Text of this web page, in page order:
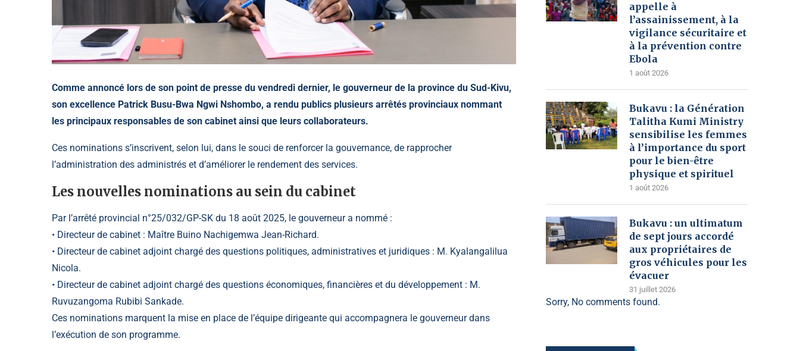
Comme annoncé lors de son point de presse du vendredi dernier, le gouverneur de la province du Sud-Kivu,
son excellence Patrick Busu-Bwa Ngwi Nshombo, a rendu publics plusieurs arrêtés provinciaux nommant
les principaux responsables de son cabinet ainsi que leurs collaborateurs.
Ces nominations s’inscrivent, selon lui, dans le souci de renforcer la gouvernance, de rapprocher
l’administration des administrés et d’améliorer le rendement des services.
Les nouvelles nominations au sein du cabinet
Par l’arrêté provincial n°25/032/GP-SK du 18 août 2025, le gouverneur a nommé :
• Directeur de cabinet : Maître Buino Nachigemwa Jean-Richard.
• Directeur de cabinet adjoint chargé des questions politiques, administratives et juridiques : M. Kyalangalilua
Nicola.
• Directeur de cabinet adjoint chargé des questions économiques, financières et du développement : M.
Ruvuzangoma Rubibi Sankade.
Ces nominations marquent la mise en place de l’équipe dirigeante qui accompagnera le gouverneur dans
l’exécution de son programme.
appelle à
l’assainissement, à la
vigilance sécuritaire et
à la prévention contre
Ebola
1 août 2026
Bukavu : la Génération
Talitha Kumi Ministry
sensibilise les femmes
à l’importance du sport
pour le bien-être
physique et spirituel
1 août 2026
Bukavu : un ultimatum
de sept jours accordé
aux propriétaires de
gros véhicules pour les
évacuer
31 juillet 2026
Sorry, No comments found.